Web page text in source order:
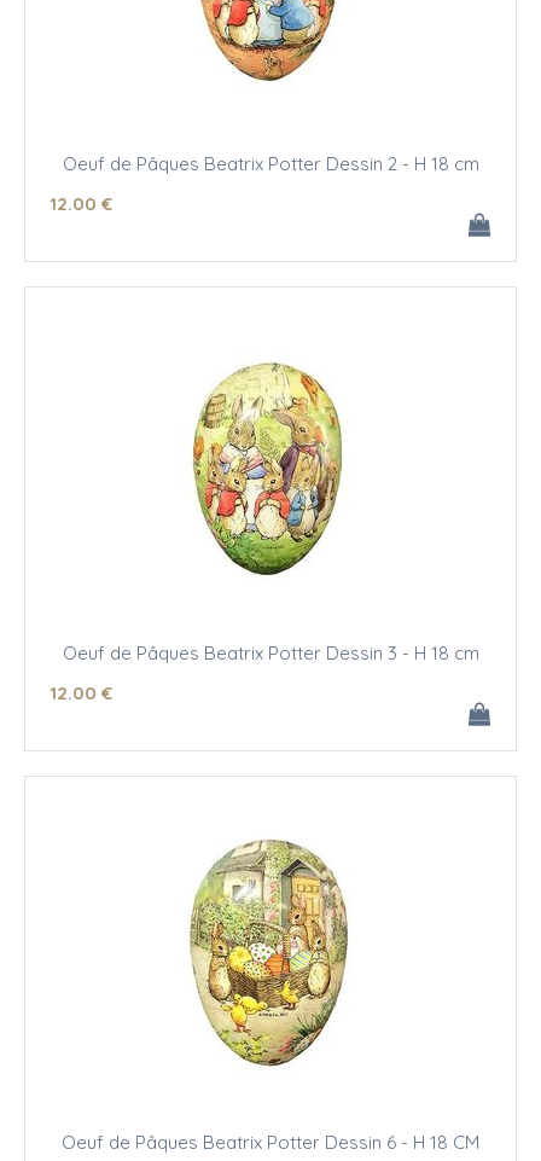
Oeuf de Pâques Beatrix Potter Dessin 2 - H 18 cm
12.00 €
Oeuf de Pâques Beatrix Potter Dessin 3 - H 18 cm
12.00 €
Oeuf de Pâques Beatrix Potter Dessin 6 - H 18 CM